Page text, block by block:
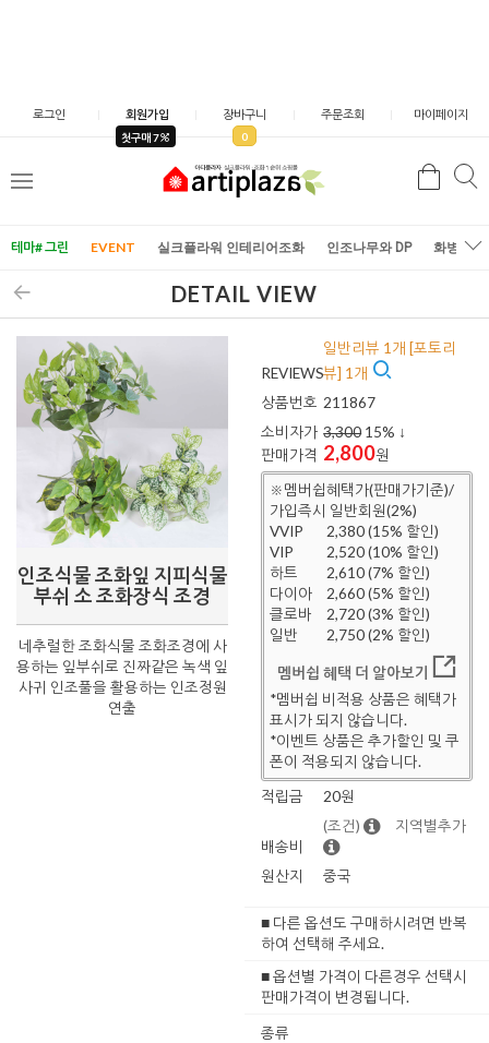
로그인 회원가입
첫구매 7
장바구니
0
주문조회 마이페이지
메
검
테마# 그린 EVENT 실크플라워 인테리어조화 인조나무와 DP 화병/화
DETAIL VIEW
인조식물 조화잎 지피식물
부쉬 소 조화장식 조경
네추럴한 조화식물 조화조경에 사
용하는 잎부쉬로 진짜같은 녹색 잎
사귀 인조풀을 활용하는 인조정원
연출
REVIEWS
일반리뷰 1개 [포토리
뷰] 1개
상품번호 211867
소비자가 3,300 15% ↓
판매가격 2,800원
※멤버쉽혜택가(판매가기준)/
가입즉시 일반회원(2%)
VVIP
2,380 (15% 할인)
VIP
2,520 (10% 할인)
하트
2,610 (7% 할인)
다이아
2,660 (5% 할인)
클로바
2,720 (3% 할인)
일반
2,750 (2% 할인)
멤버쉽 혜택 더 알아보기
*멤버쉽 비적용 상품은 혜택가
표시가 되지 않습니다.
*이벤트 상품은 추가할인 및 쿠
폰이 적용되지 않습니다.
적립금
20원
배송비
(조건) 지역별추가
원산지 중국
■ 다른 옵션도 구매하시려면 반복
하여 선택해 주세요.
■ 옵션별 가격이 다른경우 선택시
판매가격이 변경됩니다.
종류